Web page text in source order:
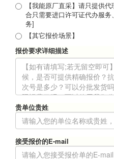
【我能原厂直采】请只提供
合只需要进口许可证代办服
务]
【其它报价场景】
报价要求详细描述
贵单位贵姓
接受报价的E-mail